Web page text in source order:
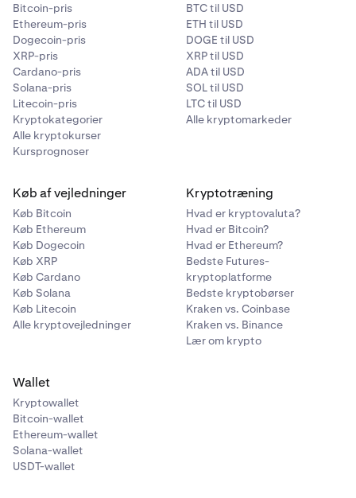
Bitcoin-pris
Ethereum-pris
Dogecoin-pris
XRP-pris
Cardano-pris
Solana-pris
Litecoin-pris
Kryptokategorier
Alle kryptokurser
Kursprognoser
BTC til USD
ETH til USD
DOGE til USD
XRP til USD
ADA til USD
SOL til USD
LTC til USD
Alle kryptomarkeder
Køb af vejledninger
Køb Bitcoin
Køb Ethereum
Køb Dogecoin
Køb XRP
Køb Cardano
Køb Solana
Køb Litecoin
Alle kryptovejledninger
Kryptotræning
Hvad er kryptovaluta?
Hvad er Bitcoin?
Hvad er Ethereum?
Bedste Futures-
kryptoplatforme
Bedste kryptobørser
Kraken vs. Coinbase
Kraken vs. Binance
Lær om krypto
Wallet
Kryptowallet
Bitcoin-wallet
Ethereum-wallet
Solana-wallet
USDT-wallet